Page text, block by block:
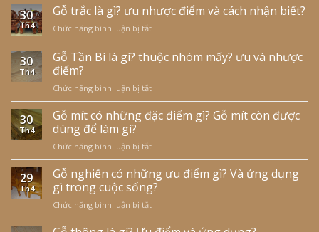
30
Th4
Gỗ trắc là gì? ưu nhược điểm và cách nhận biết?
Chức năng bình luận bị tắt
trắc
là
nhược
điểm
và
biết?
30
Th4
Gỗ Tần Bì là gì? thuộc nhóm mấy? ưu và nhược
điểm?
Chức năng bình luận bị tắt
Gỗ
Tần
Bì
thuộc
nhóm
mấy?
ưu
nhược
30
Th4
Gỗ mít có những đặc điểm gì? Gỗ mít còn được
dùng để làm gì?
Chức năng bình luận bị tắt
Gỗ
mít
có
những
điểm
29
Th4
Gỗ nghiến có những ưu điểm gì? Và ứng dụng
gì trong cuộc sống?
Chức năng bình luận bị tắt
Gỗ
nghiến